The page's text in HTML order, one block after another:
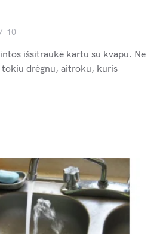
10
išsitraukė kartu su kvapu. Ne
drėgnu, aitroku, kuris